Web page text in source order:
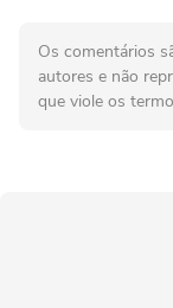
Os comentários
autores e não
que viole os